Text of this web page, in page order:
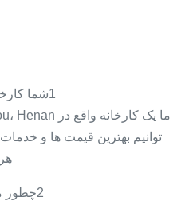
1شما کارخانه ای هستید یا شرکت تجاری؟
توانیم بهترین قیمت ها و
2چطور ميتونيم کيفيت رو تضمين کنيم؟